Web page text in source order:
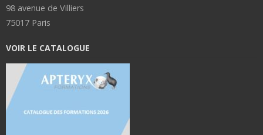
98 avenue de Villiers
75017 Paris
VOIR LE CATALOGUE